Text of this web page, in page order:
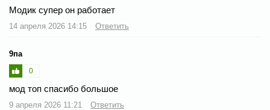
Модик супер он работает
14 апреля 2026 14:15 Ответить
9па
0
мод топ спасибо большое
9 апреля 2026 11:21 Ответить